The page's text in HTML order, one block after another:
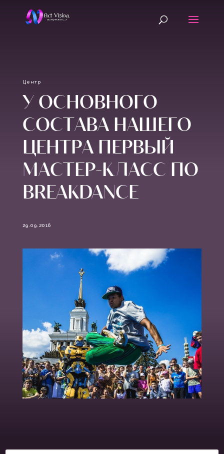
Центр
У ОСНОВНОГО
СОСТАВА НАШЕГО
ЦЕНТРА ПЕРВЫЙ
МАСТЕР-КЛАСС ПО
BREAKDANCE
29.09.2016